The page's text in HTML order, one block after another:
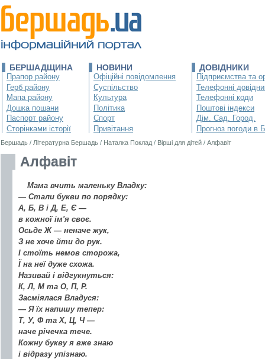
БЕРШАДЩИНА
Прапор району
Герб району
Мапа району
Дошка пошани
Паспорт району
Сторінками історії
НОВИНИ
Офіційні повідомлення
Суспільство
Культура
Політика
Спорт
Привітання
ДОВІДНИКИ
Підприємства та
Телефонні
Телефонні коди
Поштові індекси
Дім. Сад. Город.
Прогноз погоди в
Бершадь / Літературна Бершадь / Наталка Поклад / Вірші для дітей / Алфавіт
Алфавіт
Мама вчить маленьку Владку:
— Стали букви по порядку:
А, Б, В і Д, Е, Є —
в кожної ім'я своє.
Осьде Ж — неначе жук,
З не хоче йти до рук.
І стоїть немов сторожа,
Ї на неї дуже схожа.
Називай і відгукнуться:
К, Л, М та О, П, Р.
Засміялася Владуся:
— Я їх напишу тепер:
Т, У, Ф та Х, Ц, Ч —
наче річечка тече.
Кожну букву я вже знаю
і відразу упізнаю.